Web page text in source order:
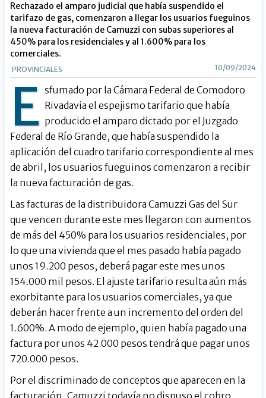
Rechazado el amparo judicial que había suspendido el
tarifazo de gas, comenzaron a llegar los usuarios fueguinos
la nueva facturación de Camuzzi con subas superiores al
450% para los residenciales y al 1.600% para los
comerciales.
PROVINCIALES 10/09/2024
E sfumado por la Cámara Federal de Comodoro
Rivadavia el espejismo tarifario que había
producido el amparo dictado por el Juzgado
Federal de Río Grande, que había suspendido la
aplicación del cuadro tarifario correspondiente al mes
de abril, los usuarios fueguinos comenzaron a recibir
la nueva facturación de gas.
Las facturas de la distribuidora Camuzzi Gas del Sur
que vencen durante este mes llegaron con aumentos
de más del 450% para los usuarios residenciales, por
lo que una vivienda que el mes pasado había pagado
unos 19.200 pesos, deberá pagar este mes unos
154.000 mil pesos. El ajuste tarifario resulta aún más
exorbitante para los usuarios comerciales, ya que
deberán hacer frente a un incremento del orden del
1.600%. A modo de ejemplo, quien había pagado una
factura por unos 42.000 pesos tendrá que pagar unos
720.000 pesos.
Por el discriminado de conceptos que aparecen en la